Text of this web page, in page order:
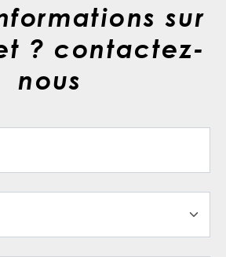
sur
? contactez-
nous